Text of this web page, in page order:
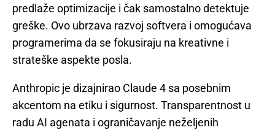
predlaže optimizacije i čak samostalno detektuje
greške. Ovo ubrzava razvoj softvera i omogućava
programerima da se fokusiraju na kreativne i
strateške aspekte posla.
Anthropic je dizajnirao Claude 4 sa posebnim
akcentom na etiku i sigurnost. Transparentnost u
radu AI agenata i ograničavanje neželjenih